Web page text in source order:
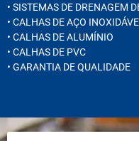
• SISTEMAS DE DRENAGEM
• CALHAS DE AÇO
• CALHAS DE ALUMÍNIO
• CALHAS DE PVC
• GARANTIA DE QUALIDADE